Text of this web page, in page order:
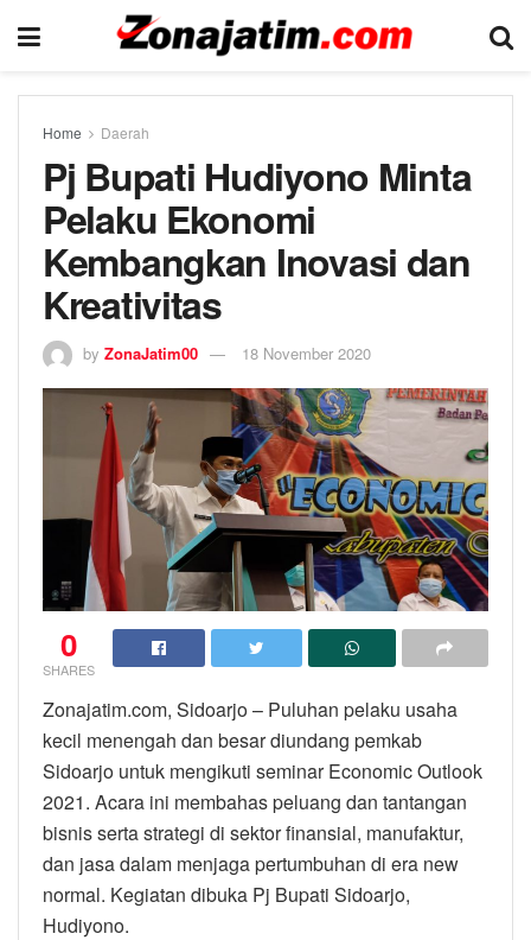
Home Daerah
Pj Bupati Hudiyono Minta
Pelaku Ekonomi
Kembangkan Inovasi dan
Kreativitas
by ZonaJatim00 18 November 2020
0
SHARES
Zonajatim.com, Sidoarjo – Puluhan pelaku usaha
kecil menengah dan besar diundang pemkab
Sidoarjo untuk mengikuti seminar Economic Outlook
2021. Acara ini membahas peluang dan tantangan
bisnis serta strategi di sektor finansial, manufaktur,
dan jasa dalam menjaga pertumbuhan di era new
normal. Kegiatan dibuka Pj Bupati Sidoarjo,
Hudiyono.